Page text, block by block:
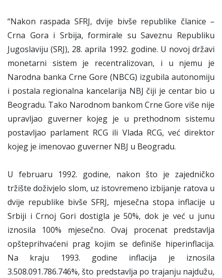
“Nakon raspada SFRJ, dvije bivše republike članice –
Crna Gora i Srbija, formirale su Saveznu Republiku
Jugoslaviju (SRJ), 28. aprila 1992. godine. U novoj državi
monetarni sistem je recentralizovan, i u njemu je
Narodna banka Crne Gore (NBCG) izgubila autonomiju
i postala regionalna kancelarija NBJ čiji je centar bio u
Beogradu. Tako Narodnom bankom Crne Gore više nije
upravljao guverner kojeg je u prethodnom sistemu
postavljao parlament RCG ili Vlada RCG, već direktor
kojeg je imenovao guverner NBJ u Beogradu.
U februaru 1992. godine, nakon što je zajedničko
tržište doživjelo slom, uz istovremeno izbijanje ratova u
dvije republike bivše SFRJ, mjesečna stopa inflacije u
Srbiji i Crnoj Gori dostigla je 50%, dok je već u junu
iznosila 100% mjesečno. Ovaj procenat predstavlja
opšteprihvaćeni prag kojim se definiše hiperinflacija.
Na kraju 1993. godine inflacija je iznosila
3.508.091.786.746%, što predstavlja po trajanju najdužu,